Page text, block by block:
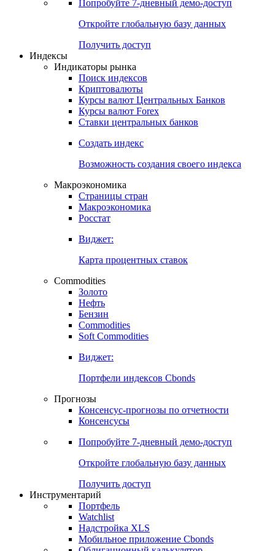
Попробуйте 7-дневный демо-доступ
Откройте глобальную базу данных
Получить доступ
Индексы
Индикаторы рынка
Поиск индексов
Криптовалюты
Курсы валют Центральных Банков
Курсы валют Forex
Ставки центральных банков
Создать индекс
Возможность создания своего индекса
Макроэкономика
Страницы стран
Макроэкономика
Росстат
Виджет:
Карта процентных ставок
Commodities
Золото
Нефть
Бензин
Commodities
Soft Commodities
Виджет:
Портфели индексов Cbonds
Прогнозы
Консенсус-прогнозы по отчетности
Консенсусы
Попробуйте 7-дневный демо-доступ
Откройте глобальную базу данных
Получить доступ
Инструментарий
Портфель
Watchlist
Надстройка XLS
Мобильное приложение Cbonds